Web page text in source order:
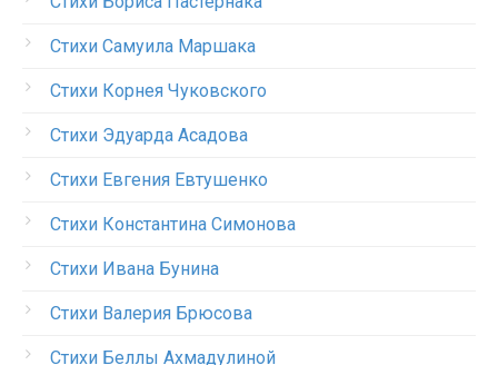
Стихи Самуила Маршака
Стихи Корнея Чуковского
Стихи Эдуарда Асадова
Стихи Евгения Евтушенко
Стихи Константина Симонова
Стихи Ивана Бунина
Стихи Валерия Брюсова
Стихи Беллы Ахмадулиной